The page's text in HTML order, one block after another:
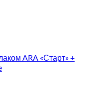
ARA «Старт» +